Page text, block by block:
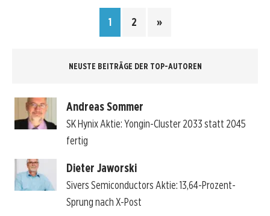
1 2 »
NEUSTE BEITRÄGE DER TOP-AUTOREN
Andreas Sommer
SK Hynix Aktie: Yongin-Cluster 2033 statt 2045
fertig
Dieter Jaworski
Sivers Semiconductors Aktie: 13,64-Prozent-
Sprung nach X-Post